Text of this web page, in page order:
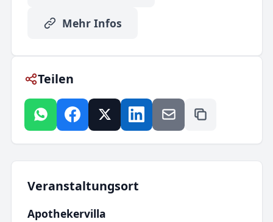
Mehr Infos
Teilen
Veranstaltungsort
Apothekervilla